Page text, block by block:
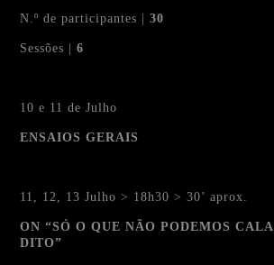
N.º de participantes |30
Sessões |6
10 e 11 de Julho
ENSAIOS GERAIS
11, 12, 13 Julho > 18h30 > 30’ aprox.
ON “SÓ O QUE NÃO PODEMOS
DITO”